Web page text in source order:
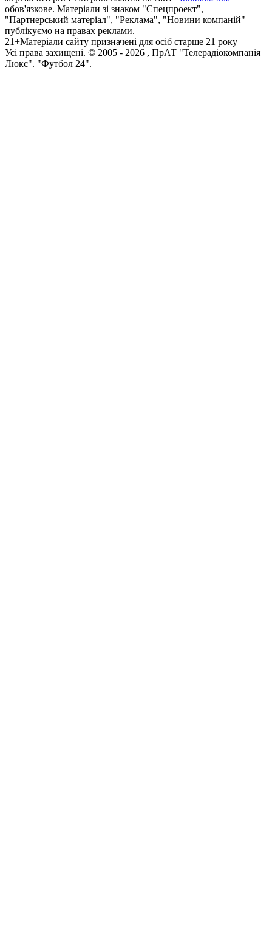
обов'язкове. Матеріали зі знаком "Спецпроект",
"Партнерський матеріал", "Реклама", "Новини компаній"
публікуємо на правах реклами.
21+Матеріали сайту призначені для осіб старше 21 року
Усi права захищенi. © 2005 - 2026 , ПрАТ "Телерадіокомпанія
Люкс". "Футбол 24".